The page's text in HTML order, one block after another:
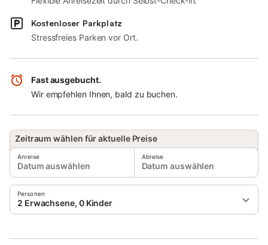
Kostenloser Parkplatz
Stressfreies Parken vor Ort.
Fast ausgebucht.
Wir empfehlen Ihnen, bald zu buchen.
Zeitraum wählen für aktuelle Preise
Anreise
Datum auswählen
Abreise
Datum auswählen
Personen
2 Erwachsene, 0 Kinder